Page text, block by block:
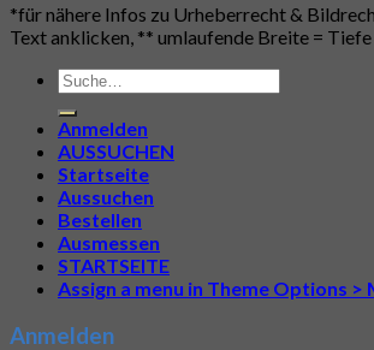
*für nähere Infos zu Urheberrecht &
Text anklicken, ** umlaufende Breite =
Suche
nach:
Anmelden
AUSSUCHEN
Startseite
Aussuchen
Bestellen
Ausmessen
STARTSEITE
Assign a menu in Theme Options >
Anmelden